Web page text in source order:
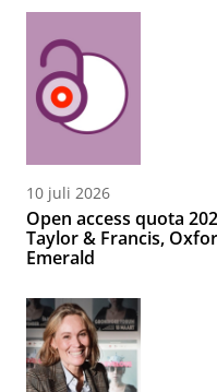
10 juli 2026
Open access quota
Taylor & Francis,
Emerald